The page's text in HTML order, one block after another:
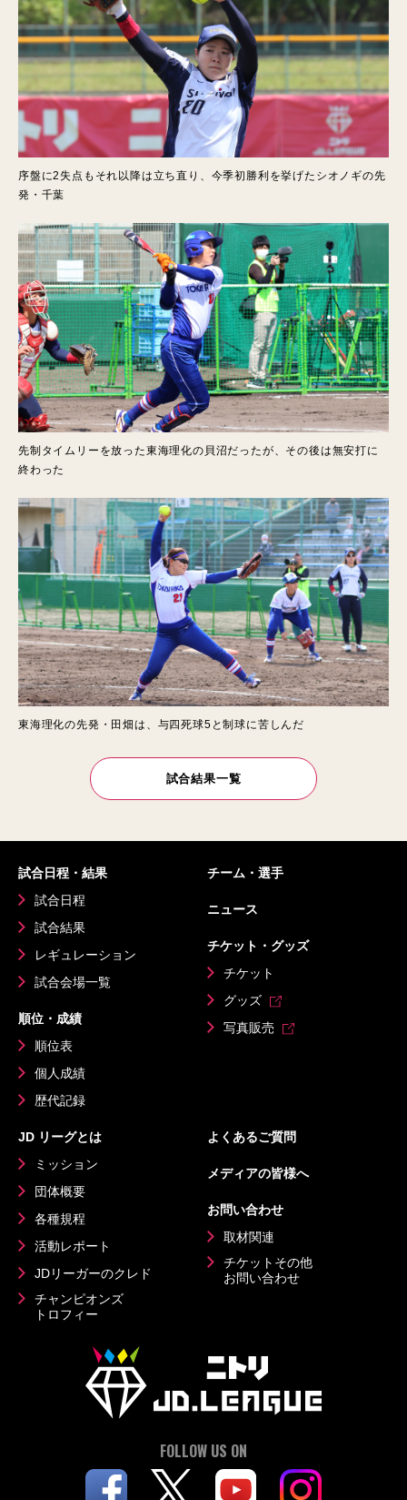
序盤に2失点もそれ以降は立ち直り、今季初勝利を挙げたシオノギの先
発・千葉
先制タイムリーを放った東海理化の貝沼だったが、その後は無安打に
終わった
東海理化の先発・田畑は、与四死球5と制球に苦しんだ
試合結果一覧
試合日程・結果
試合日程
試合結果
レギュレーション
試合会場一覧
順位・成績
順位表
個人成績
歴代記録
チーム・選手
ニュース
チケット・グッズ
チケット
グッズ
写真販売
JD リーグとは
ミッション
団体概要
各種規程
活動レポート
JDリーガーのクレド
チャンピオンズ
トロフィー
よくあるご質問
メディアの皆様へ
お問い合わせ
取材関連
チケットその他
お問い合わせ
FOLLOW US ON